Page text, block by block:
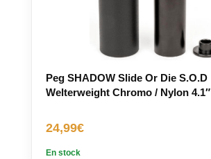
Peg SHADOW Slide Or Die S.O.D
Welterweight Chromo / Nylon 4.1″
24,99€
En stock